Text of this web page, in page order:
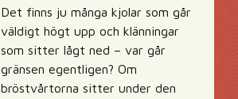
Det finns ju många kjolar som går
väldigt högt upp och klänningar
som sitter lågt ned – var går
gränsen egentligen? Om
bröstvårtorna sitter under den